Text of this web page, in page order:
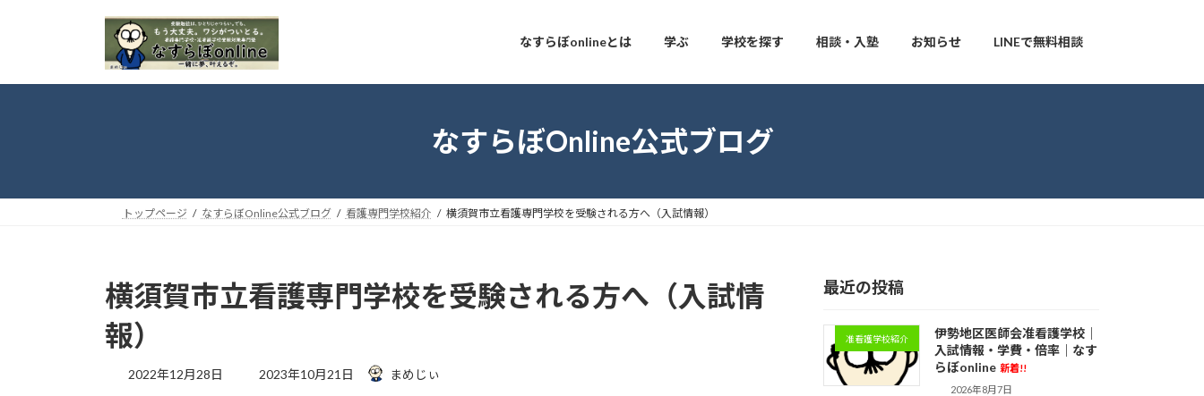
プ
動
なすらぼonlineとは 学ぶ 学校を探す 相談・入塾 お知らせ LINEで無料相談
なすらぼOnline公式ブログ
トップページ なすらぼOnline公式ブログ 看護専門学校紹介 横須賀市立看護専門学校を受験される方へ（入試情報）
横須賀市立看護専門学校を受験される方へ（入試情
報）
2022年12月28日
最
2023年10月21日 まめじぃ
最近の投稿
准看護学校紹介
伊勢地区医師会准看護学校｜
入試情報・学費・倍率｜なす
らぼonline 新着!!
2026年8月7日